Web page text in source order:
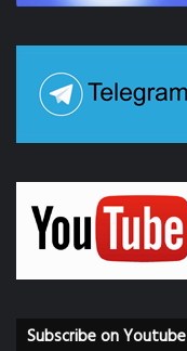
Subscribe on Youtube